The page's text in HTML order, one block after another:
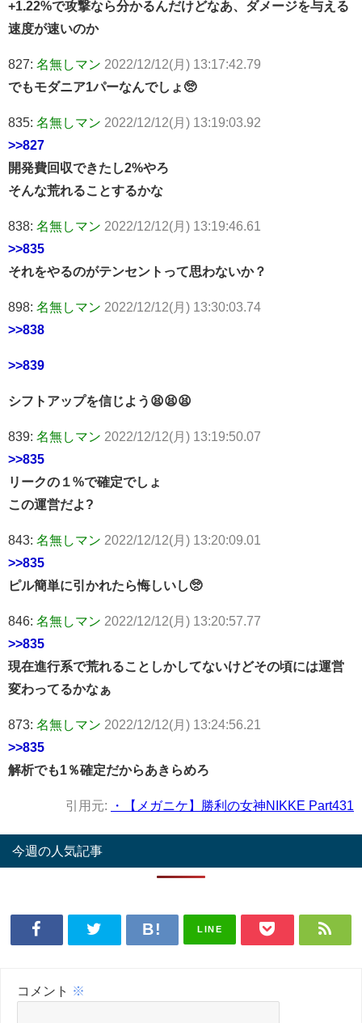
+1.22%で攻撃なら分かるんだけどなあ、ダメージを与える
速度が速いのか
827: 名無しマン 2022/12/12(月) 13:17:42.79
でもモダニア1パーなんでしょ🥺
835: 名無しマン 2022/12/12(月) 13:19:03.92
>>827
開発費回収できたし2%やろ
そんな荒れることするかな
838: 名無しマン 2022/12/12(月) 13:19:46.61
>>835
それをやるのがテンセントって思わないか？
898: 名無しマン 2022/12/12(月) 13:30:03.74
>>838
>>839
シフトアップを信じよう😫😫😫
839: 名無しマン 2022/12/12(月) 13:19:50.07
>>835
リークの１%で確定でしょ
この運営だよ?
843: 名無しマン 2022/12/12(月) 13:20:09.01
>>835
ピル簡単に引かれたら悔しいし🥺
846: 名無しマン 2022/12/12(月) 13:20:57.77
>>835
現在進行系で荒れることしかしてないけどその頃には運営
変わってるかなぁ
873: 名無しマン 2022/12/12(月) 13:24:56.21
>>835
解析でも1％確定だからあきらめろ
引用元: ・【メガニケ】勝利の女神NIKKE Part431
今週の人気記事
LINE
コメント ※